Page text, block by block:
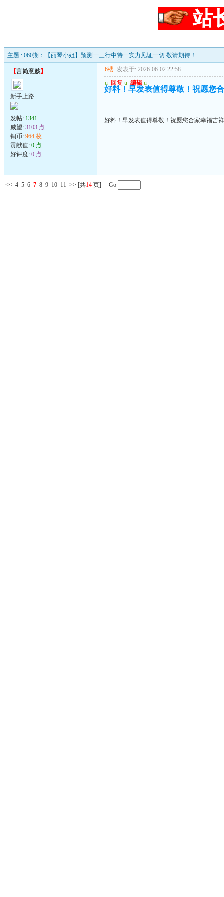
站
主题 : 060期：【丽琴小姐】预测━三行中特━实力见证一切.敬请期待！
【言简意赅】
新手上路
发帖: 1341
威望: 3103 点
铜币: 964 枚
贡献值: 0 点
好评度: 0 点
6楼 发表于: 2026-06-02 22:58 ---
u 回复 u 编辑 u
好料！早发表值得尊敬！祝愿您
好料！早发表值得尊敬！祝愿您合家幸福吉
<< 4 5 6 7 8 9 10 11 >> [共14 页] Go